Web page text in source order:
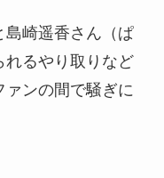
島崎遥香さん（ぱ
れるやり取りなど
ンの間で騒ぎに